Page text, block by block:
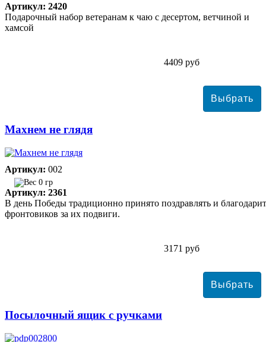
Артикул: 2420
Подарочный набор ветеранам к чаю с десертом, ветчиной и
хамсой
4409 руб
Махнем не глядя
Артикул: 002
0 гр
Артикул: 2361
В день Победы традиционно принято поздравлять и
фронтовиков за их подвиги.
3171 руб
Посылочный ящик с ручками